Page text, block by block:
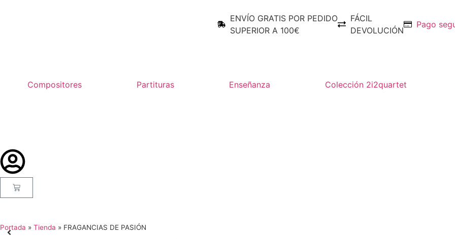
ENVÍO GRATIS POR PEDIDO
SUPERIOR A 100€
FÁCIL
DEVOLUCIÓN
Pago
Compositores Partituras Enseñanza Colección 2i2quartet
Portada » Tienda » FRAGANCIAS DE PASIÓN